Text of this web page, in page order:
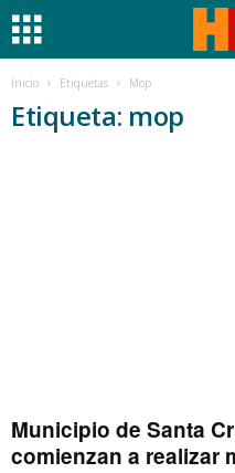
Inicio Etiquetas Mop
Etiqueta: mop
Municipio de Santa
comienzan a realizar